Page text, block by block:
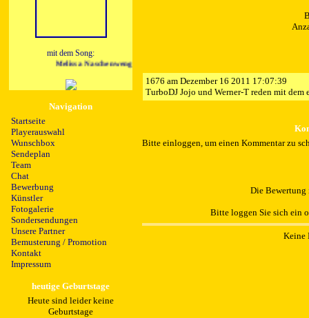
mit dem Song:
Melissa Naschenweng - Dein Herz verliert
Navigation
Startseite
Playerauswahl
Wunschbox
Sendeplan
Team
Chat
Bewerbung
Künstler
Fotogalerie
Sondersendungen
Unsere Partner
Bemusterung / Promotion
Kontakt
Impressum
heutige Geburtstage
Heute sind leider keine
Geburtstage
1676 am Dezember 16 2011 17:07:39
TurboDJ Jojo und Werner-T reden mit dem
Bitte einloggen, um einen Kommentar zu
Die
Bitte loggen Sie sich ein
Keine